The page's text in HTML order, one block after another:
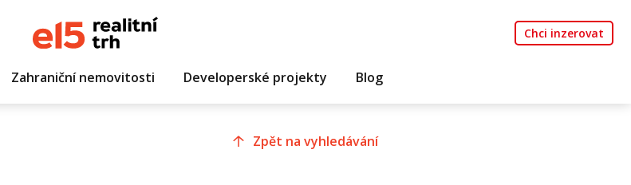
Chci inzerovat
Zahraniční nemovitosti Developerské projekty Blog
Zpět na vyhledávání